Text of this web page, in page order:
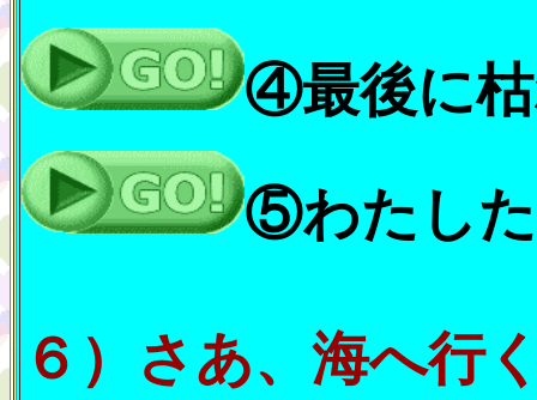
④最後に枯
⑤わたし
６）さあ、海へ行